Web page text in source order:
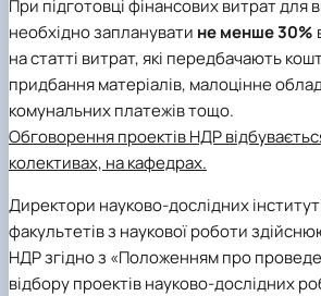
При підготовці фінансових витрат для
необхідно запланувати не менше 30%
на статті витрат, які передбачають
придбання матеріалів, малоцінне
комунальних платежів тощо.
Обговорення проектів НДР
колективах, на кафедрах.
Директори науково-дослідних
факультетів з наукової роботи
НДР згідно з «Положенням про
відбору проектів науково-дослідних